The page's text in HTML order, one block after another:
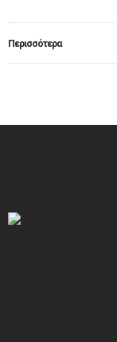
Περισσότερα